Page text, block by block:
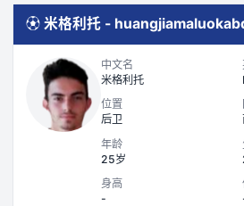
⚽ 米格利托 -
中文名
米格利托
位置
后卫
年龄
25岁
身高
-